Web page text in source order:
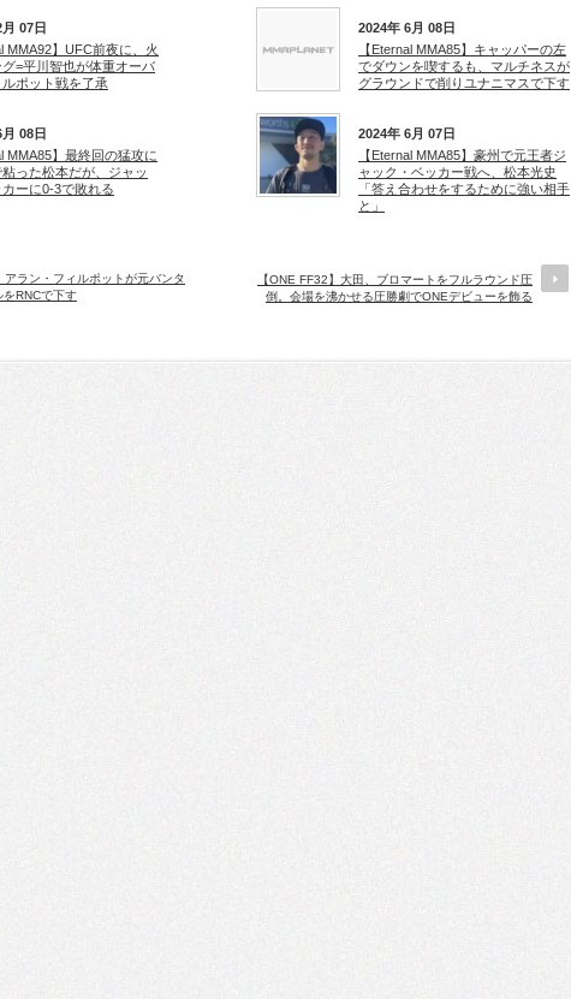
07日
MMA92】UFC前夜に、火
=平川智也が体重オーバ
ポット戦を了承
2024年 6月 08日
【Eternal MMA85】キャッパーの左
でダウンを喫するも、マルチネスが
グラウンドで削りユナニマスで下す
08日
MMA85】最終回の猛攻に
った松本だが、ジャッ
ーに0-3で敗れる
2024年 6月 07日
【Eternal MMA85】豪州で元王者ジ
ャック・ベッカー戦へ、松本光史
「答え合わせをするために強い相手
と」
アラン・フィルポットが元バンタ
をRNCで下す
【ONE FF32】大田、ブロマートをフルラウンド圧
倒。会場を沸かせる圧勝劇でONEデビューを飾る